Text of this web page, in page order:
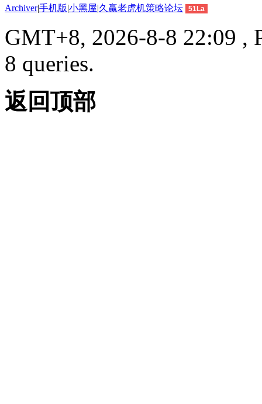
Archiver|手机版|小黑屋|久赢老虎机策略论坛 51La
GMT+8, 2026-8-8 22:09 ,
8 queries.
返回顶部